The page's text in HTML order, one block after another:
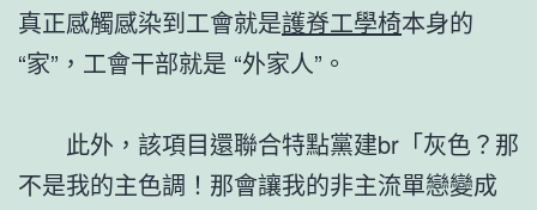
真正感觸感染到工會就是護脊工學椅本身的
“家”，工會干部就是 “外家人”。
此外，該項目還聯合特點黨建br「灰色？那
不是我的主色調！那會讓我的非主流單戀變成